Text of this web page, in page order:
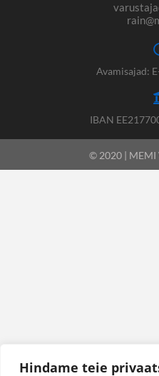
Hindame teie
Avamisajad:
IBAN
© 2020 | MEMI